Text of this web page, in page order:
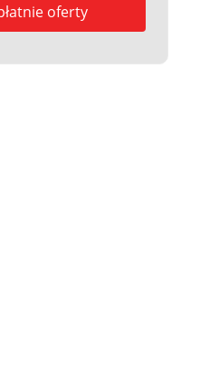
oferty